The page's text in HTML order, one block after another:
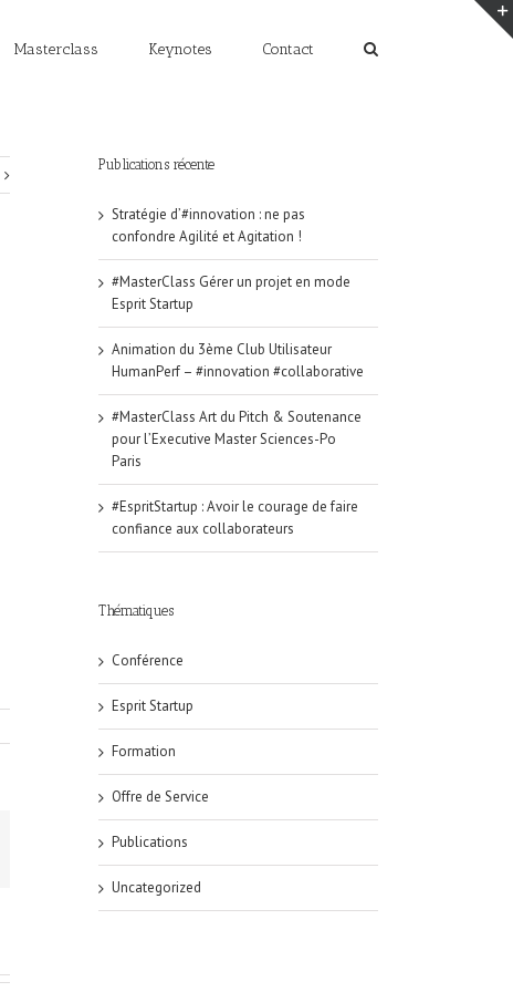
Masterclass Keynotes Contact
Publications récente
Stratégie d’#innovation : ne pas
confondre Agilité et Agitation !
#MasterClass Gérer un projet en mode
Esprit Startup
Animation du 3ème Club Utilisateur
HumanPerf – #innovation #collaborative
#MasterClass Art du Pitch & Soutenance
pour l’Executive Master Sciences-Po
Paris
#EspritStartup : Avoir le courage de faire
confiance aux collaborateurs
Thématiques
Conférence
Esprit Startup
Formation
Offre de Service
Publications
Uncategorized